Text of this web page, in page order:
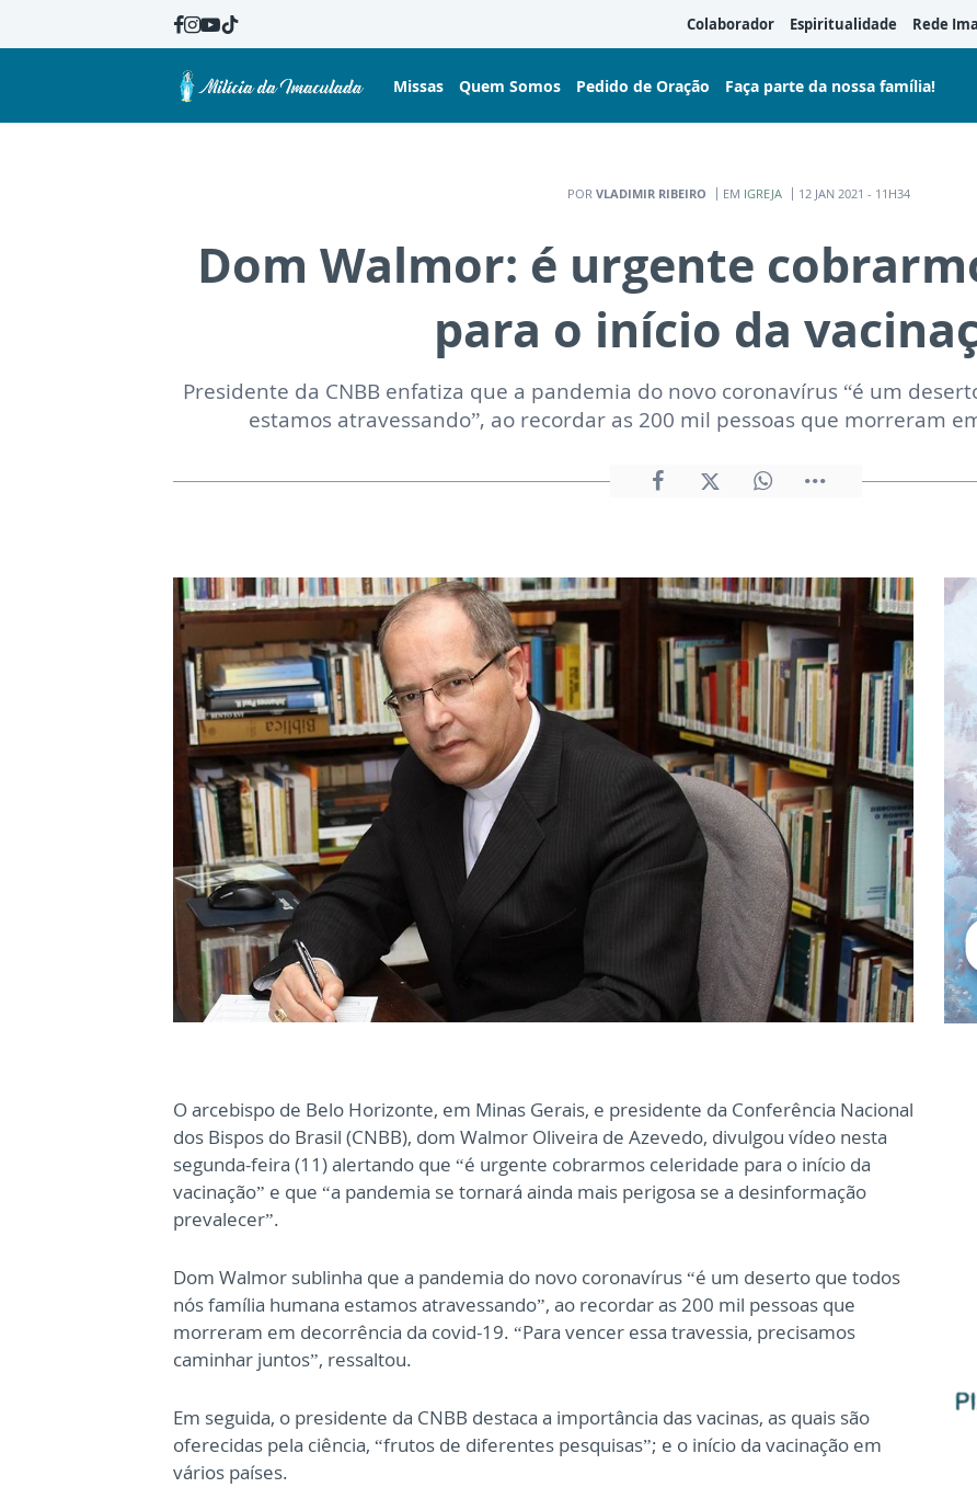
Colaborador Espiritualidade Rede
Missas Quem Somos Pedido de Oração Faça parte da nossa família!
POR VLADIMIR RIBEIRO EM IGREJA 12 JAN 2021 - 11H34
Dom Walmor: é urgente
para o início da
Presidente da CNBB enfatiza que a pandemia do novo coronavírus “é um
estamos atravessando”, ao recordar as 200 mil pessoas que morreram
O arcebispo de Belo Horizonte, em Minas Gerais, e presidente da Conferência Nacional
dos Bispos do Brasil (CNBB), dom Walmor Oliveira de Azevedo, divulgou vídeo nesta
segunda-feira (11) alertando que “é urgente cobrarmos celeridade para o início da
vacinação” e que “a pandemia se tornará ainda mais perigosa se a desinformação
prevalecer”.
Dom Walmor sublinha que a pandemia do novo coronavírus “é um deserto que todos
nós família humana estamos atravessando”, ao recordar as 200 mil pessoas que
morreram em decorrência da covid-19. “Para vencer essa travessia, precisamos
caminhar juntos”, ressaltou.
Em seguida, o presidente da CNBB destaca a importância das vacinas, as quais são
oferecidas pela ciência, “frutos de diferentes pesquisas”; e o início da vacinação em
vários países.